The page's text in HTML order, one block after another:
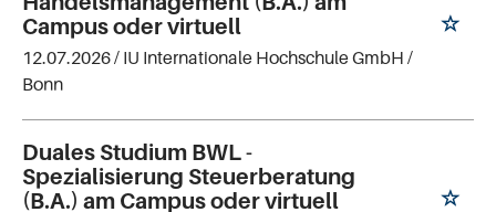
Campus oder virtuell
12.07.2026 / IU Internationale Hochschule GmbH /
Bonn
Duales Studium BWL -
Spezialisierung Steuerberatung
(B.A.) am Campus oder virtuell